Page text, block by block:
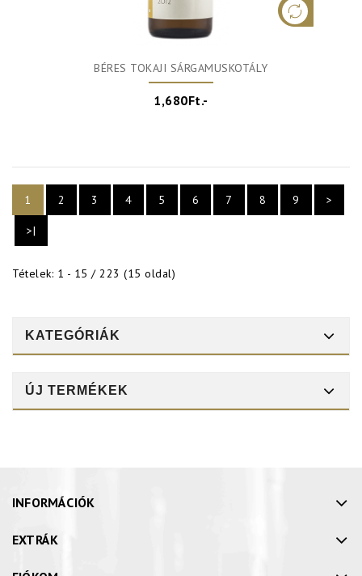
BÉRES TOKAJI SÁRGAMUSKOTÁLY
1,680Ft.-
1 2 3 4 5 6 7 8 9 >
>|
Tételek: 1 - 15 / 223 (15 oldal)
KATEGÓRIÁK
ÚJ TERMÉKEK
INFORMÁCIÓK
EXTRÁK